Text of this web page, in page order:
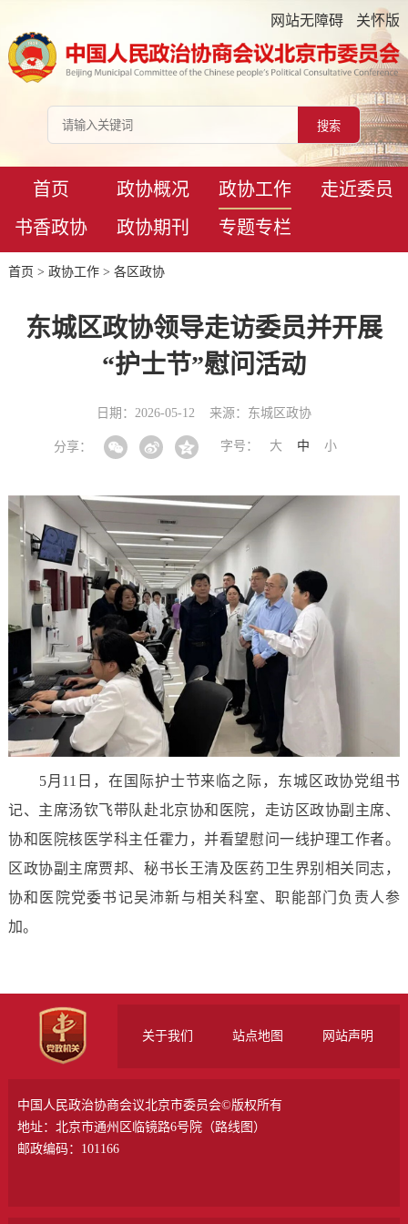
网站无障碍 关怀版
首页 政协概况 政协工作
走近委员
书香政协
政协期刊 专题专栏
首页 > 政协工作> 各区政协
东城区政协领导走访委员并开展
“护士节”慰问活动
日期：2026-05-12 来源：东城区政协
分享： 字号： 大 中 小
5月11日，在国际护士节来临之际，东城区政协党组书
记、主席汤钦飞带队赴北京协和医院，走访区政协副主席、
协和医院核医学科主任霍力，并看望慰问一线护理工作者。
区政协副主席贾邦、秘书长王清及医药卫生界别相关同志，
协和医院党委书记吴沛新与相关科室、职能部门负责人参
加。
关于我们 站点地图 网站声明
中国人民政治协商会议北京市委员会©版权所有
地址：北京市通州区临镜路6号院（路线图）
邮政编码：101166